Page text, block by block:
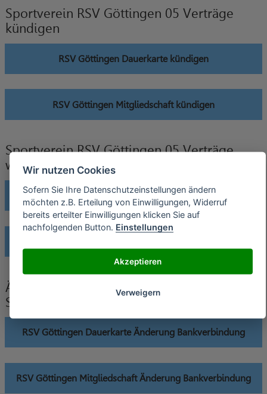
Sportverein RSV Göttingen 05 Verträge
kündigen
RSV Göttingen Dauerkarte kündigen
RSV Göttingen Mitgliedschaft kündigen
Sportverein RSV Göttingen 05 Verträge
widerrufen
RSV Göttingen Dauerkarte widerrufen
Änderung der Bankverbindung an
Sportverein RSV Göttingen 05 senden
RSV Göttingen Dauerkarte Änderung Bankverbindung
RSV Göttingen Mitgliedschaft Änderung Bankverbindung
Wir nutzen Cookies
Sofern Sie Ihre Datenschutzeinstellungen ändern
möchten z.B. Erteilung von Einwilligungen, Widerruf
bereits erteilter Einwilligungen klicken Sie auf
nachfolgenden Button. Einstellungen
Akzeptieren
Verweigern